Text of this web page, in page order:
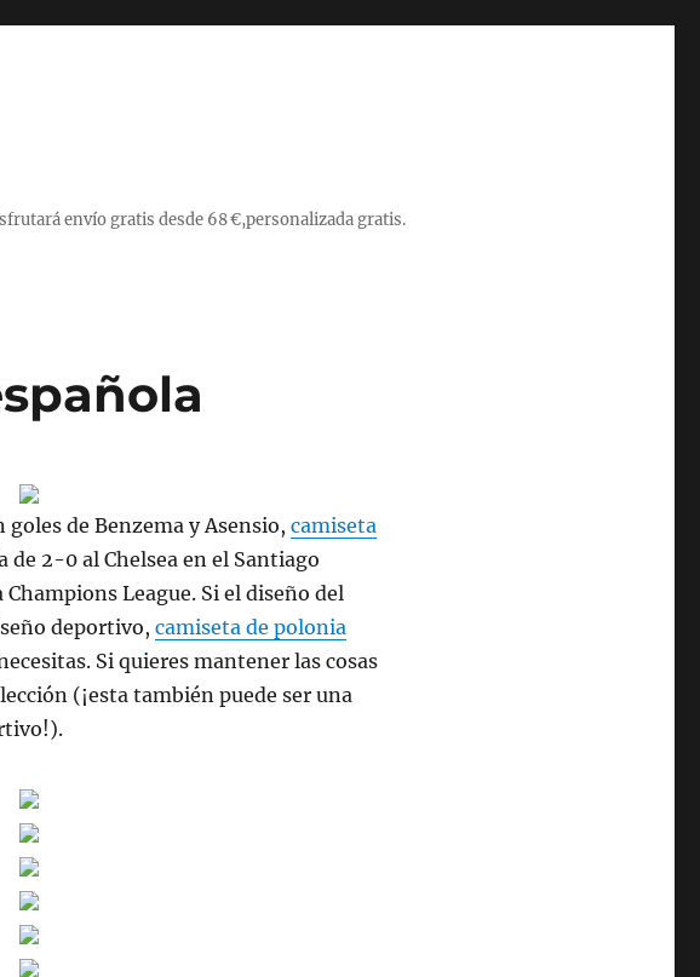
envío gratis desde 68 €,personalizada gratis.
de Benzema y Asensio,camiseta
de 2-0 al Chelsea en el Santiago
League. Si el diseño del
deportivo,camiseta de polonia
Si quieres mantener las cosas
(¡esta también puede ser una